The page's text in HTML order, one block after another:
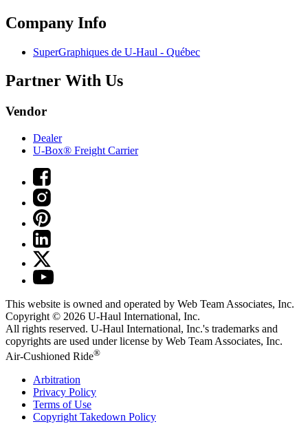
Company Info
SuperGraphiques de U-Haul - Québec
Partner With Us
Vendor
Dealer
U-Box® Freight Carrier
This website is owned and operated by Web Team Associates, Inc.
Copyright © 2026 U-Haul International, Inc.
All rights reserved. U-Haul International, Inc.'s trademarks and
copyrights are used under license by Web Team Associates, Inc.
Air-Cushioned Ride®
Arbitration
Privacy Policy
Terms of Use
Copyright Takedown Policy